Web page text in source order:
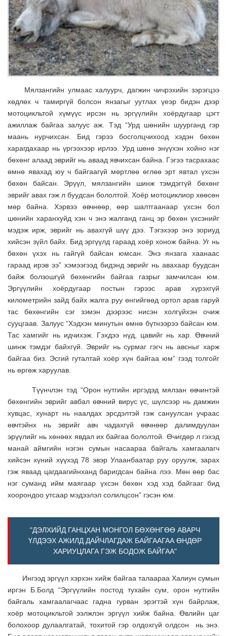
Мялзангийн улмаас халуурч, дагжин чичрэхийн зэрэгцээ
хөдлөх ч тамиргүй болсон янзагыг уутлах үеэр бидэн дээр
мотоцикльтой хүмүүс ирсэн нь эргүүлийн хоёрдугаар цэгт
ажиллаж байгаа залуус аж. Тэд “Урд шөнийн шуурганд гэр
маань нурчихсан. Бид гэрээ босголцчихоод хэдэн бөхөн
харагдахаар нь үргээхээр ирлээ. Урд шөнө энүүхэн хойно нэг
бөхөнг алаад эврийг нь аваад явчихсан байна. Гэгээ тасрахаас
өмнө явахад юу ч байгаагүй мөртлөө өглөө эрт явтал үхсэн
бөхөн байсан. Эрүүл, мялзангийн шинж тэмдэггүй бөхөнг
эврийг авах гэж л буудсан бололтой. Хоёр мотоциклиор хөөсөн
мөр байна. Хэрвээ өвчнөөр, өөр шалтгаанаар үхсэн бол
шөнийн харанхуйд хэн ч энэ жалганд ганц эр бөхөн үхсэнийг
мэдэж ирж, эврийг нь авахгүй шүү дээ. Тэгэхээр энэ зориуд
хийсэн зүйл байх. Бид эргүүлд гараад хоёр хонож байна. Уг нь
бөхөн үхэх нь гайгүй байсан юмсан. Энэ янзага хаанаас
гараад ирэв ээ” хэмээгээд бидэнд эврийг нь авахаар буудсан
байж болзошгүй бөхөнгийн байгаа газрыг замчилсан юм.
Эргүүлийн хоёрдугаар постын гэрээс арав хүрэхгүй
километрийн зайд байх жалга руу өнгийгөөд ортол арав гаруй
тас бөхөнгийн сэг зэмэн дээрээс нисэн холгүйхэн очиж
сууцгаав. Залуус “Хэдхэн минутын өмнө бүтнээрээ байсан юм.
Тас хамгийг нь идчихэж. Гэхдээ нүд, цавийг нь хар. Өвчний
шинж тэмдэг байхгүй. Эврийг нь сурмаг гэгч нь авсныг харж
байгаа биз. Эсгий гуталтай хоёр хүн байгаа юм” гээд толгойг
нь өргөж харуулав.
Түүнчлэн тэд “Орон нутгийн иргэдэд мялзан өвчинтэй
бөхөнгийн эврийг авбал өвчний вирус үс, шүлсээр нь дамжин
хувцас, хунарт нь наалдах эрсдэлтэй гэж сануулсан учраас
өвчтэйнх нь эврийг авч чадахгүй өвчнөөр далимдуулан
эрүүлийг нь хөнөөх явдал их байгаа бололтой. Өчигдөр л гэхэд
манай аймгийн нэгэн сумын насаараа байгаль хамгаалагч
хийсэн хүний хүүхэд 78 эвэр Улаанбаатар руу оруулж, зарах
гэж яваад цагдаагийнханд баригдсан байна лээ. Мөн өөр бас
нэг суманд ийм маягаар үхсэн бөхөн хэд хэд байгааг бид
хоорондоо утсаар мэдээлэл солилцсон” гэсэн юм.
"ДЭЛХИЙД ГАНЦХАН МОНГОЛ БӨХӨНГӨӨ АВАРЧ
ҮЛДЭЭХ АЖИЛД ДАЙЧЛАГДАЖ БАЙГААГАА ӨНДӨР
ХАРИУЦЛАГА ГЭЖ БОДОЖ БАЙГАА"
Ингээд эргүүл хэрхэн хийж байгаа талаараа Халиун сумын
иргэн Б.Болд “Эргүүлийн постод тухайн сум, орон нутгийн
байгаль хамгаалагчаас гадна гурван эрэгтэй хүн байрлаж,
хоёр мотоцикльтой ээлжлэн эргүүл хийж байна. Өвлийн цаг
болохоор дулаалгатай, тохитой гэр олдохгүй олдсон нь энэ.